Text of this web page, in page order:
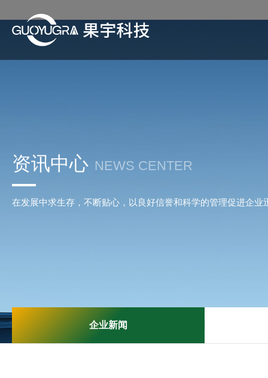
资讯中心 NEWS CENTER
在发展中求生存，不断贴心，以良好信誉和科学的管理促进企业
企业新闻